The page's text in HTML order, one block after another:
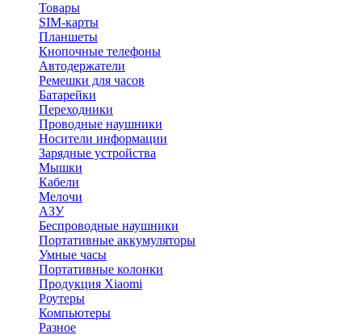
Товары
SIM-карты
Планшеты
Кнопочные телефоны
Автодержатели
Ремешки для часов
Батарейки
Переходники
Проводные наушники
Носители информации
Зарядные устройства
Мышки
Кабели
Мелочи
АЗУ
Беспроводные наушники
Портативные аккумуляторы
Умные часы
Портативные колонки
Продукция Xiaomi
Роутеры
Компьютеры
Разное